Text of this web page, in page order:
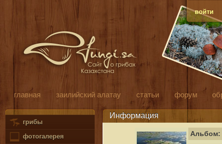
войти
главная заилийский алатау статьи форум
грибы
фотогалерея
Информация
Альбом: